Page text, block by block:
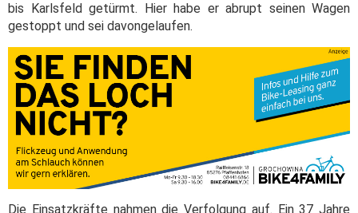
bis Karlsfeld getürmt. Hier habe er abrupt seinen Wagen
gestoppt und sei davongelaufen.
Die Einsatzkräfte nahmen die Verfolgung auf. Ein 37 Jahre